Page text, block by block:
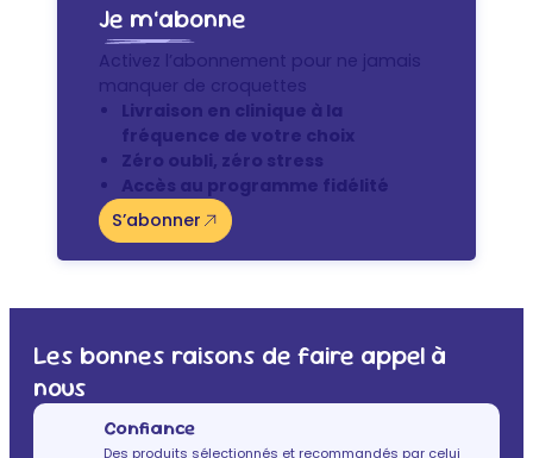
Je m’abonne
Activez l’abonnement pour ne jamais
manquer de croquettes
Livraison en clinique à la
fréquence de votre choix
Zéro oubli, zéro stress
Accès au programme fidélité
S’abonner
Les bonnes raisons de faire appel à
nous
Confiance
Des produits sélectionnés et recommandés par celui